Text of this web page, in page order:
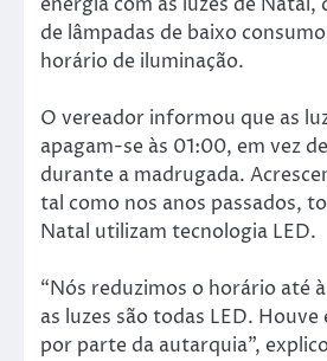
de lâmpadas de baixo
horário de iluminação.
O vereador informou que as
apagam-se às 01:00, em vez
durante a madrugada.
tal como nos anos passados,
Natal utilizam tecnologia LED.
“Nós reduzimos o horário até
as luzes são todas LED.
por parte da autarquia”,